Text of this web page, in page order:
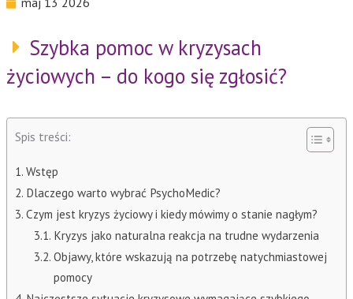
Szybka pomoc w kryzysach
życiowych – do kogo się zgłosić?
Spis treści:
Wstęp
Dlaczego warto wybrać PsychoMedic?
Czym jest kryzys życiowy i kiedy mówimy o stanie nagłym?
Kryzys jako naturalna reakcja na trudne wydarzenia
Objawy, które wskazują na potrzebę natychmiastowej
pomocy